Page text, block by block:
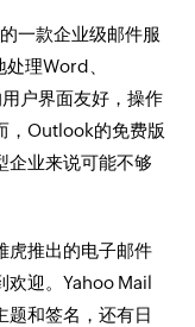
一款企业级邮件服
理Word、
户界面友好，操作
，Outlook的免费版
企业来说可能不够
虎推出的电子邮件
欢迎。Yahoo Mail
题和签名，还有日